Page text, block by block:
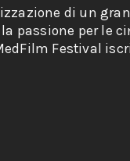
di un
passione per le
Festival